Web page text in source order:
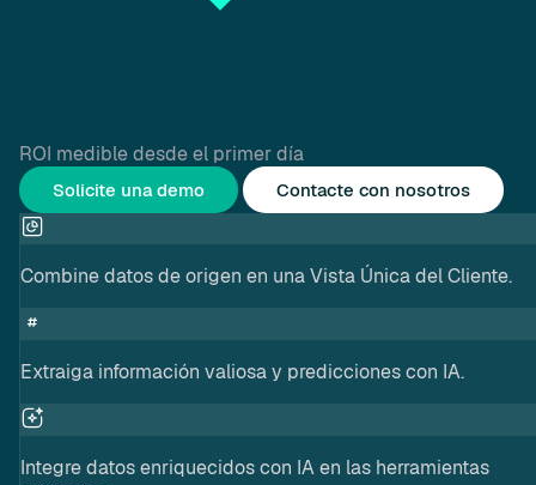
ROI medible desde el primer día
Solicite una demo Contacte con nosotros
Combine datos de origen en una Vista Única del Cliente.
Extraiga información valiosa y predicciones con IA.
Integre datos enriquecidos con IA en las herramientas